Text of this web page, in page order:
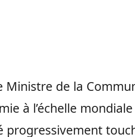
Ministre de la
à l’échelle
progressivement